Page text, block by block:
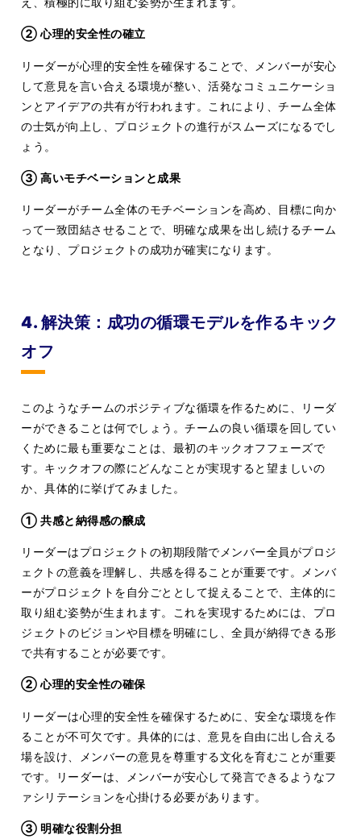
② 心理的安全性の確立
リーダーが心理的安全性を確保することで、メンバーが安心
して意見を言い合える環境が整い、活発なコミュニケーショ
ンとアイデアの共有が行われます。これにより、チーム全体
の士気が向上し、プロジェクトの進行がスムーズになるでし
ょう。
③ 高いモチベーションと成果
リーダーがチーム全体のモチベーションを高め、目標に向か
って一致団結させることで、明確な成果を出し続けるチーム
となり、プロジェクトの成功が確実になります。
4. 解決策：成功の循環モデルを作るキック
オフ
このようなチームのポジティブな循環を作るために、リーダ
ーができることは何でしょう。チームの良い循環を回してい
くために最も重要なことは、最初のキックオフフェーズで
す。キックオフの際にどんなことが実現すると望ましいの
か、具体的に挙げてみました。
① 共感と納得感の醸成
リーダーはプロジェクトの初期段階でメンバー全員がプロジ
ェクトの意義を理解し、共感を得ることが重要です。メンバ
ーがプロジェクトを自分ごととして捉えることで、主体的に
取り組む姿勢が生まれます。これを実現するためには、プロ
ジェクトのビジョンや目標を明確にし、全員が納得できる形
で共有することが必要です。
② 心理的安全性の確保
リーダーは心理的安全性を確保するために、安全な環境を作
ることが不可欠です。具体的には、意見を自由に出し合える
場を設け、メンバーの意見を尊重する文化を育むことが重要
です。リーダーは、メンバーが安心して発言できるようなフ
ァシリテーションを心掛ける必要があります。
③ 明確な役割分担